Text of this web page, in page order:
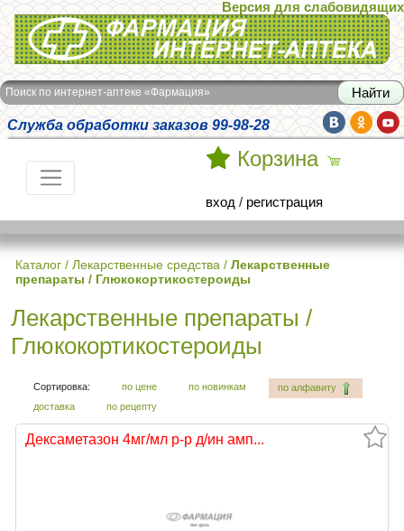
Интернет-аптека Фармация
Версия для слабовидящих
Поиск по интернет-аптеке «Фармация»
Служба обработки заказов 99-98-28
Корзина
вход / регистрация
Каталог / Лекарственные средства / Лекарственные
препараты / Глюкокортикостероиды
Лекарственные препараты /
Глюкокортикостероиды
Сортировка: по цене по новинкам
по алфавиту
доставка
по рецепту
Дексаметазон 4мг/мл р-р д/ин амп...